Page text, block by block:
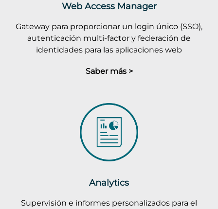
Web Access Manager
Gateway para proporcionar un login único (SSO),
autenticación multi-factor y federación de
identidades para las aplicaciones web
Saber más >
Analytics
Supervisión e informes personalizados para el